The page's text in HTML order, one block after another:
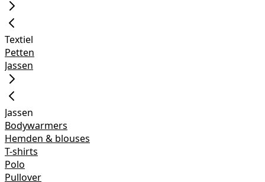
Textiel
Petten
Jassen
Jassen
Bodywarmers
Hemden & blouses
T-shirts
Polo
Pullover